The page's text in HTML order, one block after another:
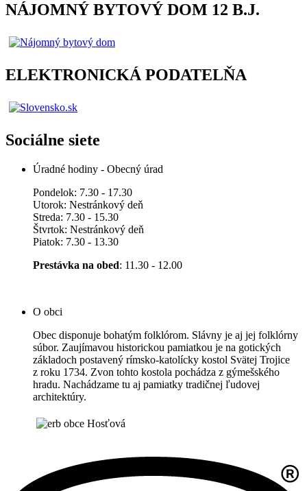
NÁJOMNÝ BYTOVÝ DOM 12 B.J.
ELEKTRONICKÁ PODATELŇA
Sociálne siete
Úradné hodiny - Obecný úrad
Pondelok: 7.30 - 17.30
Utorok: Nestránkový deň
Streda: 7.30 - 15.30
Štvrtok: Nestránkový deň
Piatok: 7.30 - 13.30
Prestávka na obed: 11.30 - 12.00
O obci
Obec disponuje bohatým folklórom. Slávny je aj jej folklórny
súbor. Zaujímavou historickou pamiatkou je na gotických
základoch postavený rímsko-katolícky kostol Svätej Trojice
z roku 1734. Zvon tohto kostola pochádza z gýmešského
hradu. Nachádzame tu aj pamiatky tradičnej ľudovej
architektúry.